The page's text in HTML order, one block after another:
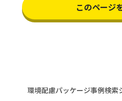
このページ
環境配慮パッケージ事例検索